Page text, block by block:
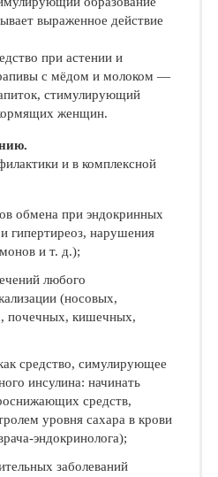
выраженное действие
при астении и
с мёдом и молоком —
стимулирующий
женщин.
и в комплексной
обмена при эндокринных
гипертиреоз, нарушения
и т. д.);
любого
(носовых,
почечных, кишечных,
средство, симулирующее
инсулина: начинать
средств,
уровня сахара в крови
эндокринолога);
заболеваний